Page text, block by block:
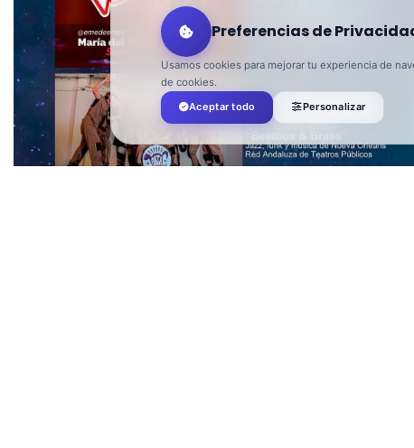
Preferencias de
Usamos cookies para mejorar tu experiencia de
de cookies.
Aceptar todo
Personalizar